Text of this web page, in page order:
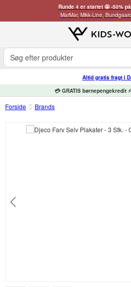
Runde 4 er startet 🤩 -50%
MarMar, Mikk-Line,
Altid gratis fragt i
💳 GRATIS børnepengekredit
Forside Brands